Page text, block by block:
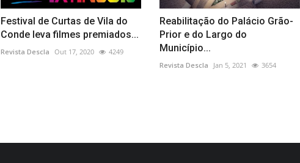
Festival de Curtas de Vila do
Conde leva filmes premiados...
Revista Descla Out 17, 2020 4249
Reabilitação do Palácio Grão-
Prior e do Largo do
Município...
Revista Descla Jan 5, 2021 3654